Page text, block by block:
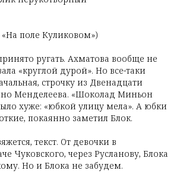
поле Куликовом»)
ругать. Ахматова вообще не
«круглой дурой». Но все-таки
строчку из Двенадцати
Менделеева. «Шоколад Миньон
хуже: «юбкой улицу мела». А юбки
покаянно заметил Блок.
текст. От девочки в
Чуковского, через Русланову, Блока
Но и Блока не забудем.